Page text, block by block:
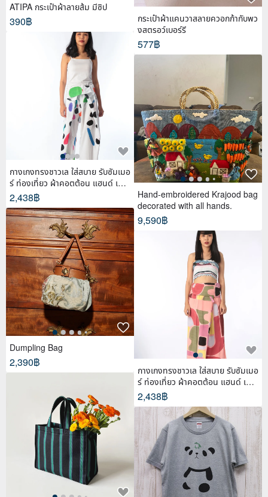
ATIPA กระเป๋าผ้าลายส้ม มีซิป
390฿
กางเกงทรงชาวเล ใส่สบาย รับซัมเมอ
ร์ ท่องเที่ยว ผ้าคอตต้อน แฮนด์ เพ้น
ท์
2,438฿
Dumpling Bag
2,390฿
กระเป๋าผ้าแคนวาสลายควอกก้ากับพว
งสตรอว์เบอร์รี
577฿
Hand-embroidered Krajood bag
decorated with all hands.
9,590฿
กางเกงทรงชาวเล ใส่สบาย รับซัมเมอ
ร์ ท่องเที่ยว ผ้าคอตต้อน แฮนด์ เพ้น
ท์
2,438฿